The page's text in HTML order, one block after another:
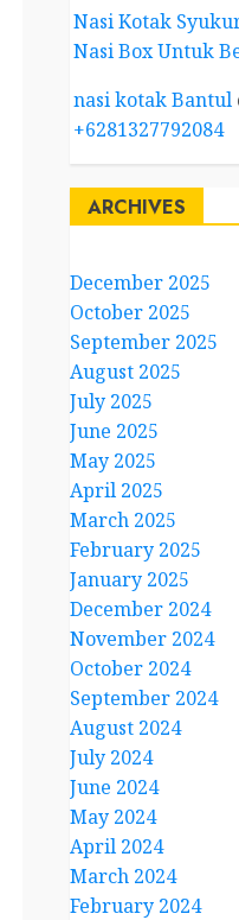
Nasi Kotak
Nasi Box Untuk
nasi kotak Bantul
+6281327792084
ARCHIVES
December 2025
October 2025
September 2025
August 2025
July 2025
June 2025
May 2025
April 2025
March 2025
February 2025
January 2025
December 2024
November 2024
October 2024
September 2024
August 2024
July 2024
June 2024
May 2024
April 2024
March 2024
February 2024